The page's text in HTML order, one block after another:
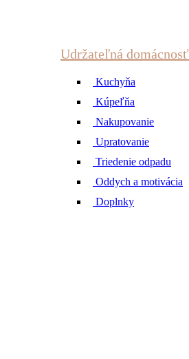
Udržateľná domácnosť
Kuchyňa
Kúpeľňa
Nakupovanie
Upratovanie
Triedenie odpadu
Oddych a motivácia
Doplnky